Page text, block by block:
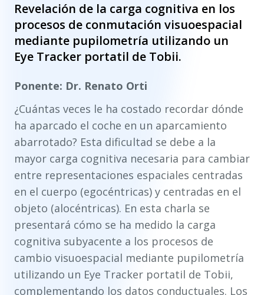
Revelación de la carga cognitiva en los
procesos de conmutación visuoespacial
mediante pupilometría utilizando un
Eye Tracker portatil de Tobii.
Ponente: Dr. Renato Orti
¿Cuántas veces le ha costado recordar dónde
ha aparcado el coche en un aparcamiento
abarrotado? Esta dificultad se debe a la
mayor carga cognitiva necesaria para cambiar
entre representaciones espaciales centradas
en el cuerpo (egocéntricas) y centradas en el
objeto (alocéntricas). En esta charla se
presentará cómo se ha medido la carga
cognitiva subyacente a los procesos de
cambio visuoespacial mediante pupilometría
utilizando un Eye Tracker portatil de Tobii,
complementando los datos conductuales. Los